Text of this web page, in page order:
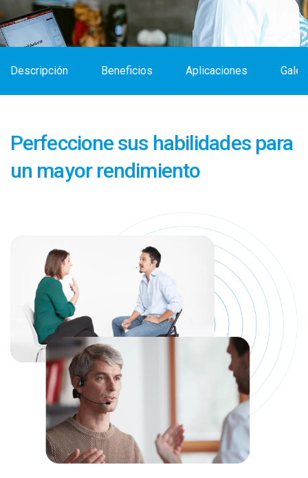
Descripción Beneficios Aplicaciones
Perfeccione sus habilidades para
un mayor rendimiento